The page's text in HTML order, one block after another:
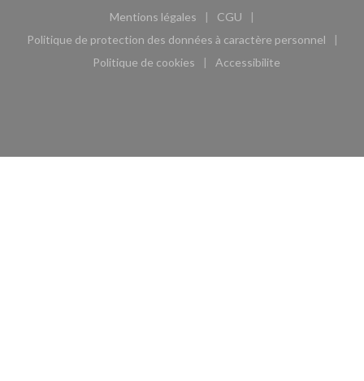
Mentions légales
((ouvre une nouvelle fenêtre))
CGU
((ouvre une nouvelle
Politique de protection des données à caractère personnel
((ouvre une nouvelle fenêtre))
Politique de cookies
((ouvre une nouvelle fenêtre))
Accessibilite